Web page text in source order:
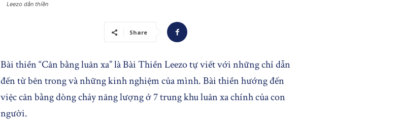
Leezo dẫn thiền
Share
Bài thiền “Cân bằng luân xa” là Bài Thiền Leezo tự viết với những chỉ dẫn
đến từ bên trong và những kinh nghiệm của mình. Bài thiền hướng đến
việc cân bằng dòng chảy năng lượng ở 7 trung khu luân xa chính của con
người.